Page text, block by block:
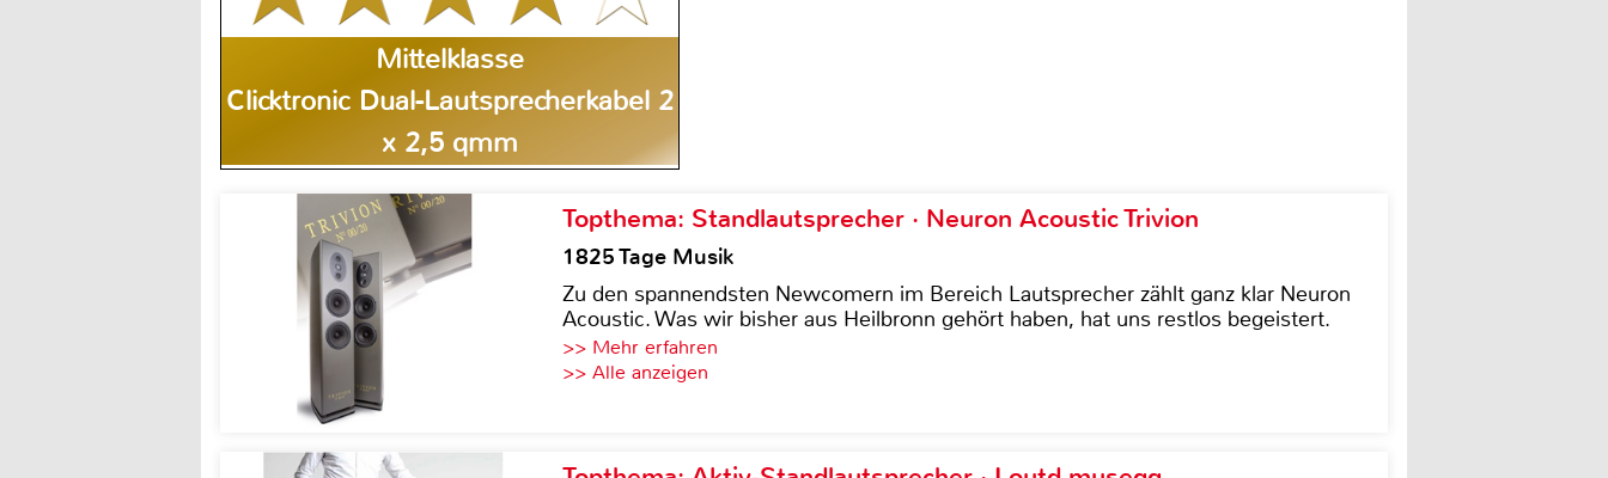
Mittelklasse
Clicktronic Dual-Lautsprecherkabel 2
x 2,5 qmm
Topthema: Standlautsprecher · Neuron Acoustic Trivion
1825 Tage Musik
Zu den spannendsten Newcomern im Bereich Lautsprecher zählt ganz klar Neuron
Acoustic. Was wir bisher aus Heilbronn gehört haben, hat uns restlos begeistert.
>> Mehr erfahren
>> Alle anzeigen